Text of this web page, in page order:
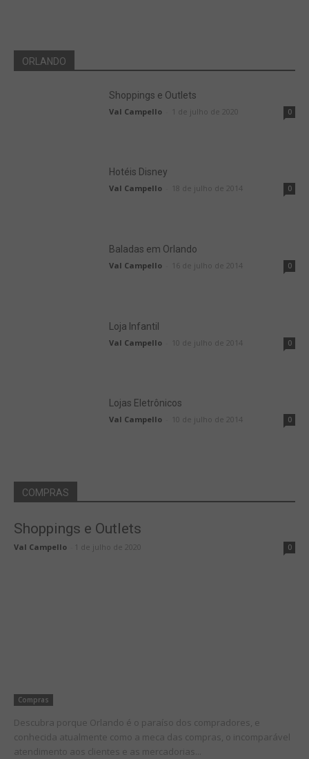
ORLANDO
Shoppings e Outlets
Val Campello 1 de julho de 2020 0
Hotéis Disney
Val Campello 18 de julho de 2014 0
Baladas em Orlando
Val Campello 16 de julho de 2014 0
Loja Infantil
Val Campello 10 de julho de 2014 0
Lojas Eletrônicos
Val Campello 10 de julho de 2014 0
COMPRAS
Shoppings e Outlets
Val Campello 1 de julho de 2020 0
Compras
Descubra porque Orlando é o paraíso dos compradores, e
conhecida atualmente como a meca das compras, o incomparável
atendimento aos clientes e as mercadorias...